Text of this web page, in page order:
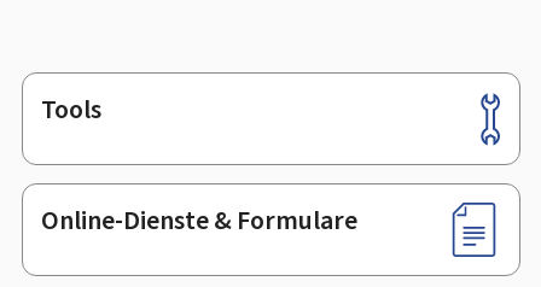
Footer
Tools
Online-Dienste & Formulare